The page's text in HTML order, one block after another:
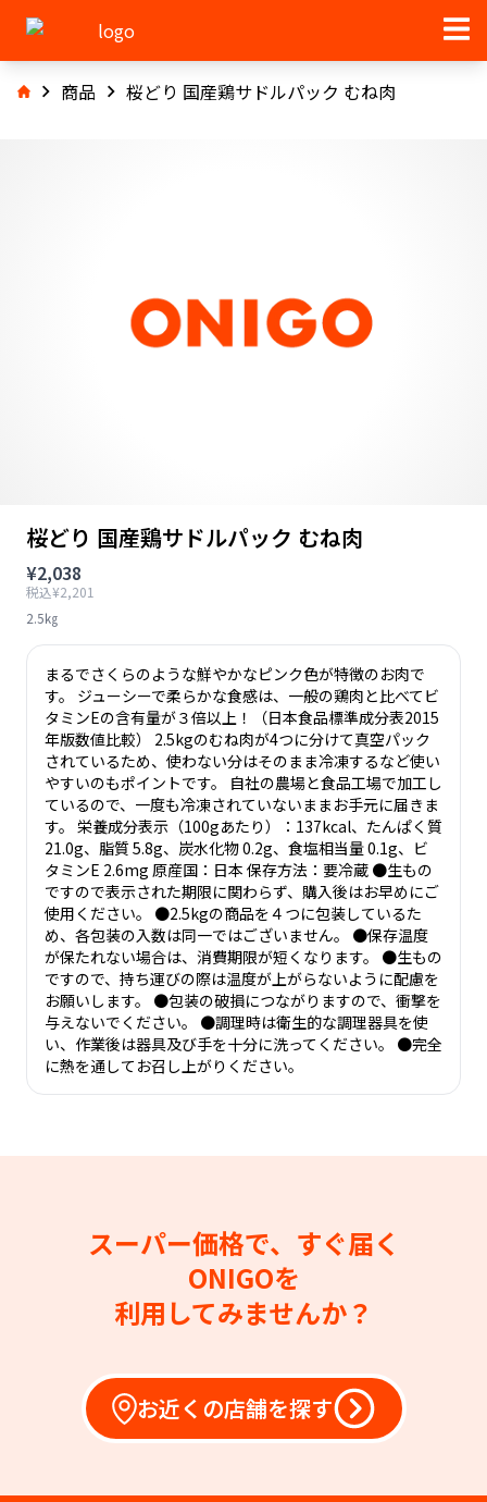
商品 桜どり 国産鶏サドルパック むね肉
桜どり 国産鶏サドルパック むね肉
¥2,038
税込¥2,201
2.5㎏
まるでさくらのような鮮やかなピンク色が特徴のお肉で
す。 ジューシーで柔らかな食感は、一般の鶏肉と比べてビ
タミンEの含有量が３倍以上！（日本食品標準成分表2015
年版数値比較） 2.5kgのむね肉が4つに分けて真空パック
されているため、使わない分はそのまま冷凍するなど使い
やすいのもポイントです。 自社の農場と食品工場で加工し
ているので、一度も冷凍されていないままお手元に届きま
す。 栄養成分表示（100gあたり）：137kcal、たんぱく質
21.0g、脂質 5.8g、炭水化物 0.2g、食塩相当量 0.1g、ビ
タミンE 2.6mg 原産国：日本 保存方法：要冷蔵 ●生もの
ですので表示された期限に関わらず、購入後はお早めにご
使用ください。 ●2.5kgの商品を４つに包装しているた
め、各包装の入数は同一ではございません。 ●保存温度
が保たれない場合は、消費期限が短くなります。 ●生もの
ですので、持ち運びの際は温度が上がらないように配慮を
お願いします。 ●包装の破損につながりますので、衝撃を
与えないでください。 ●調理時は衛生的な調理器具を使
い、作業後は器具及び手を十分に洗ってください。 ●完全
に熱を通してお召し上がりください。
スーパー価格で、すぐ届く
ONIGOを
利用してみませんか？
お近くの店舗を探す